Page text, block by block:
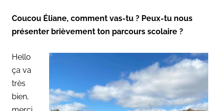
Coucou Éliane, comment vas-tu ? Peux-tu nous
présenter brièvement ton parcours scolaire ?
Hello
ça va
très
bien,